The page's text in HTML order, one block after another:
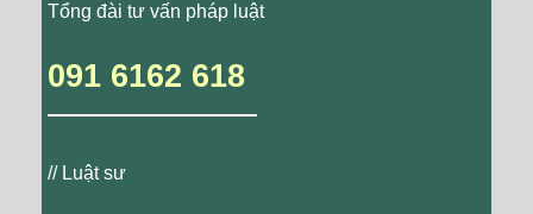
Tổng đài tư vấn pháp luật
091 6162 618
// Luật sư